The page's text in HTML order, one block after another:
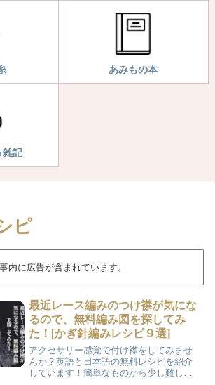
あみもの本
雑記
ピ
内に広告が含まれています。
最近レース編みのつけ襟が気にな
るので、無料編み図を探してみ
た！[かぎ針編みレシピ９選]
アクセサリー感覚で付け襟をしてみませ
んか？英語と日本語の無料レシピを紹介
しています！簡単なものから少し難しい